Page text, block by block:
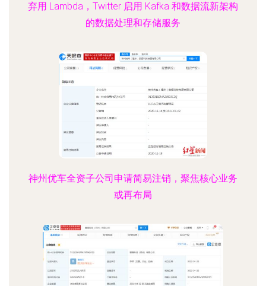
弃用 Lambda，Twitter 启用 Kafka 和数据流新架构
的数据处理和存储服务
神州优车全资子公司申请简易注销，聚焦核心业务
或再布局